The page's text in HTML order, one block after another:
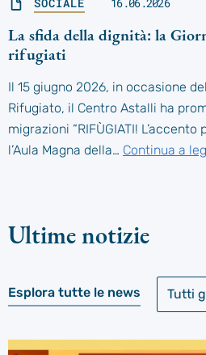
La sfida della dignità: la
rifugiati
Il 15 giugno 2026, in occasione
Rifugiato, il Centro Astalli ha
migrazioni “RIFÙGIATI!
l’Aula Magna della… Continua a
Ultime notizie
Esplora tutte le news